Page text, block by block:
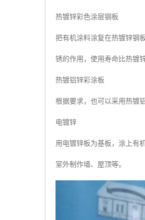
热镀锌彩色涂层钢板
把有机涂料涂复在热镀锌钢
锈的作用，使用寿命比热镀
热镀铝锌彩涂板
根据要求，也可以采用热镀
电镀锌
用电镀锌板为基板，涂上有
室外制作墙、屋顶等。